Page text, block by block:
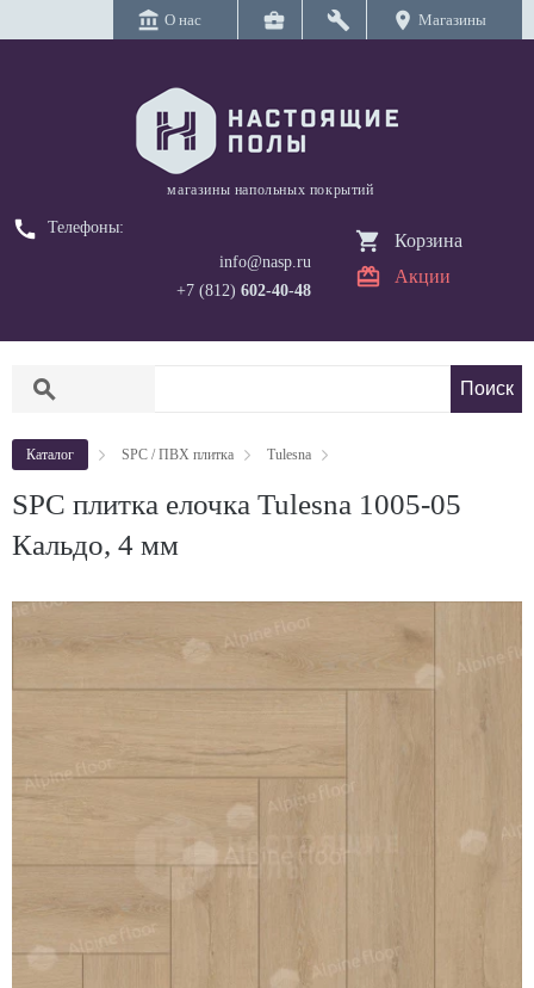
account_balance О нас business_center build location_on Магазины
магазины напольных покрытий
call
Телефоны:
info@nasp.ru
+7 (812) 602-40-48
Корзина
Акции
search
Каталог SPC / ПВХ плитка Tulesna
SPC плитка елочка Tulesna 1005-05
Кальдо, 4 мм